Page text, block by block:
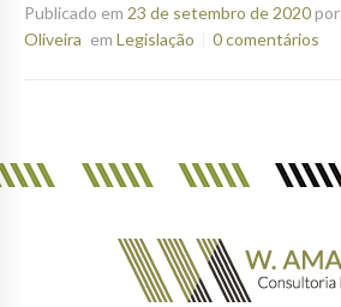
Publicado em 23 de setembro de 2020por
Oliveira em Legislação 0 comentários